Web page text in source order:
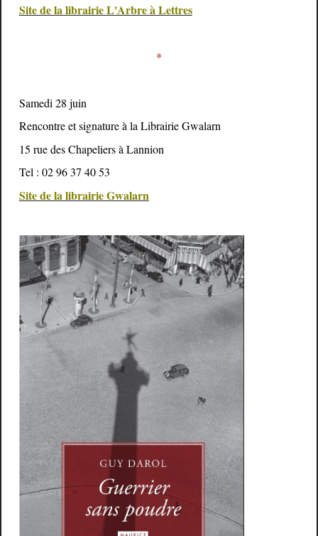
Site de la librairie L'Arbre à Lettres
*
Samedi 28 juin
Rencontre et signature à la Librairie Gwalarn
15 rue des Chapeliers à Lannion
Tel : 02 96 37 40 53
Site de la librairie Gwalarn